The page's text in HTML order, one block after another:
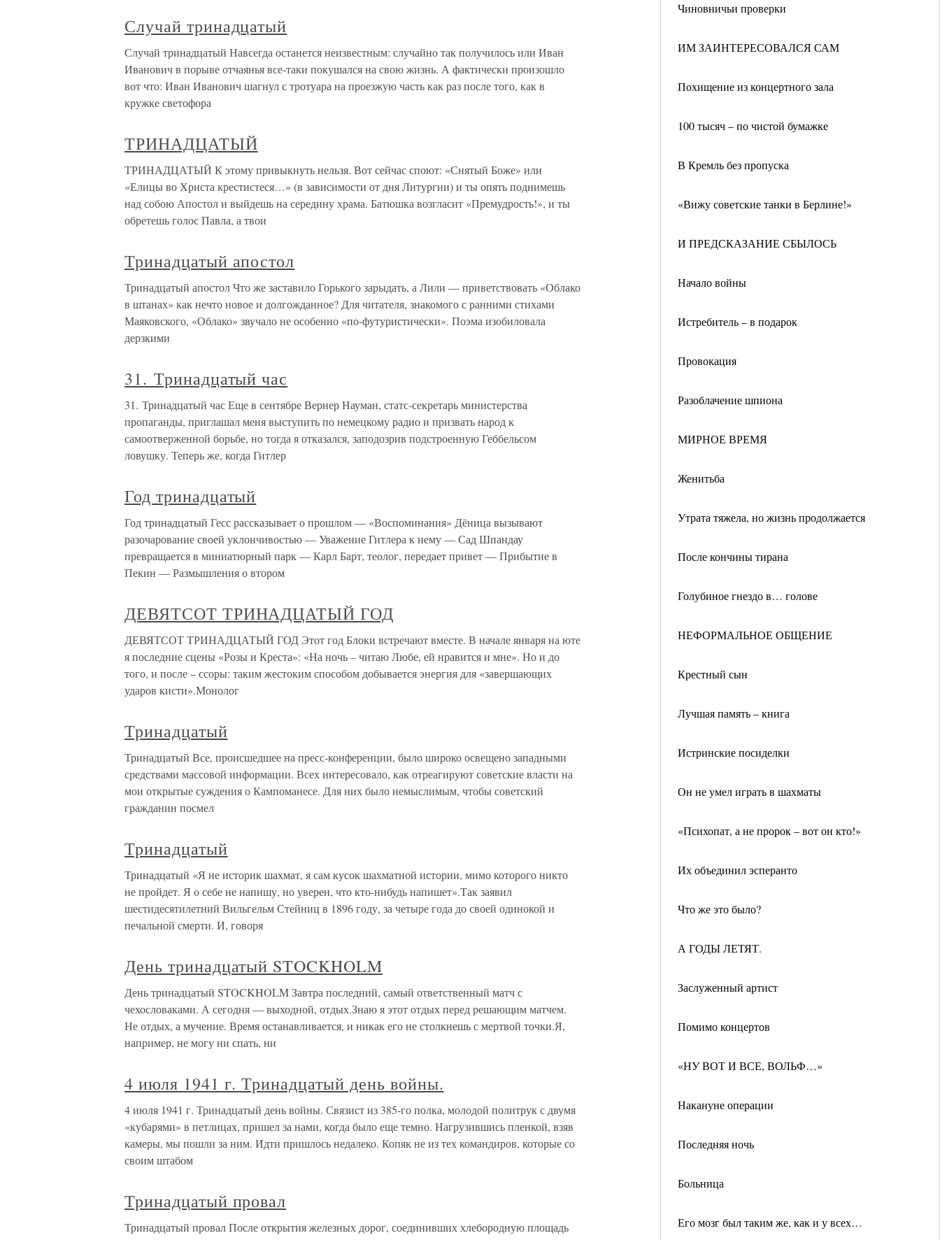
Чиновничьи проверки
ИМ ЗАИНТЕРЕСОВАЛСЯ САМ
Похищение из концертного зала
100 тысяч – по чистой бумажке
В Кремль без пропуска
«Вижу советские танки в Берлине!»
И ПРЕДСКАЗАНИЕ СБЫЛОСЬ
Начало войны
Истребитель – в подарок
Провокация
Разоблачение шпиона
МИРНОЕ ВРЕМЯ
Женитьба
Утрата тяжела, но жизнь продолжается
После кончины тирана
Голубиное гнездо в… голове
НЕФОРМАЛЬНОЕ ОБЩЕНИЕ
Крестный сын
Лучшая память – книга
Истринские посиделки
Он не умел играть в шахматы
«Психопат, а не пророк – вот он кто!»
Их объединил эсперанто
Что же это было?
А ГОДЫ ЛЕТЯТ.
Заслуженный артист
Помимо концертов
«НУ ВОТ И ВСЕ, ВОЛЬФ…»
Накануне операции
Последняя ночь
Больница
Его мозг был таким же, как и у всех…
Случай тринадцатый
Случай тринадцатый Навсегда останется неизвестным: случайно так получилось или Иван
Иванович в порыве отчаянья все-таки покушался на свою жизнь. А фактически произошло
вот что: Иван Иванович шагнул с тротуара на проезжую часть как раз после того, как в
кружке светофора
ТРИНАДЦАТЫЙ
ТРИНАДЦАТЫЙ К этому привыкнуть нельзя. Вот сейчас споют: «Снятый Боже» или
«Елицы во Христа крестистеся…» (в зависимости от дня Литургии) и ты опять поднимешь
над собою Апостол и выйдешь на середину храма. Батюшка возгласит «Премудрость!», и ты
обретешь голос Павла, а твои
Тринадцатый апостол
Тринадцатый апостол Что же заставило Горького зарыдать, а Лили — приветствовать «Облако
в штанах» как нечто новое и долгожданное? Для читателя, знакомого с ранними стихами
Маяковского, «Облако» звучало не особенно «по-футуристически». Поэма изобиловала
дерзкими
31. Тринадцатый час
31. Тринадцатый час Еще в сентябре Вернер Науман, статс-секретарь министерства
пропаганды, приглашал меня выступить по немецкому радио и призвать народ к
самоотверженной борьбе, но тогда я отказался, заподозрив подстроенную Геббельсом
ловушку. Теперь же, когда Гитлер
Год тринадцатый
Год тринадцатый Гесс рассказывает о прошлом — «Воспоминания» Дёница вызывают
разочарование своей уклончивостью — Уважение Гитлера к нему — Сад Шпандау
превращается в миниатюрный парк — Карл Барт, теолог, передает привет — Прибытие в
Пекин — Размышления о втором
ДЕВЯТСОТ ТРИНАДЦАТЫЙ ГОД
ДЕВЯТСОТ ТРИНАДЦАТЫЙ ГОД Этот год Блоки встречают вместе. В начале января на юте
я последние сцены «Розы и Креста»: «На ночь – читаю Любе, ей нравится и мне». Но и до
того, и после – ссоры: таким жестоким способом добывается энергия для «завершающих
ударов кисти».Монолог
Тринадцатый
Тринадцатый Все, происшедшее на пресс-конференции, было широко освещено западными
средствами массовой информации. Всех интересовало, как отреагируют советские власти на
мои открытые суждения о Кампоманесе. Для них было немыслимым, чтобы советский
гражданин посмел
Тринадцатый
Тринадцатый «Я не историк шахмат, я сам кусок шахматной истории, мимо которого никто
не пройдет. Я о себе не напишу, но уверен, что кто-нибудь напишет».Так заявил
шестидесятилетний Вильгельм Стейниц в 1896 году, за четыре года до своей одинокой и
печальной смерти. И, говоря
День тринадцатый STOCKHOLM
День тринадцатый STOCKHOLM Завтра последний, самый ответственный матч с
чехословаками. А сегодня — выходной, отдых.Знаю я этот отдых перед решающим матчем.
Не отдых, а мучение. Время останавливается, и никак его не столкнешь с мертвой точки.Я,
например, не могу ни спать, ни
4 июля 1941 г. Тринадцатый день войны.
4 июля 1941 г. Тринадцатый день войны. Связист из 385-го полка, молодой политрук с двумя
«кубарями» в петлицах, пришел за нами, когда было еще темно. Нагрузившись пленкой, взяв
камеры, мы пошли за ним. Идти пришлось недалеко. Копяк не из тех командиров, которые со
своим штабом
Тринадцатый провал
Тринадцатый провал После открытия железных дорог, соединивших хлебородную площадь